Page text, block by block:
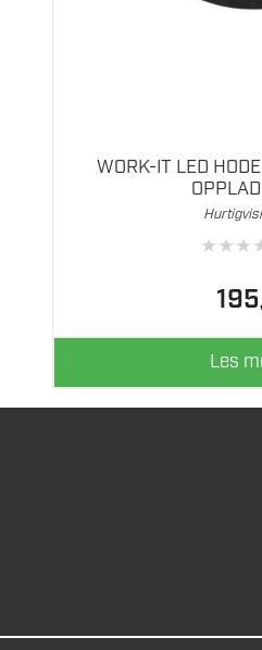
WORK-IT LED
★★★
195
Les